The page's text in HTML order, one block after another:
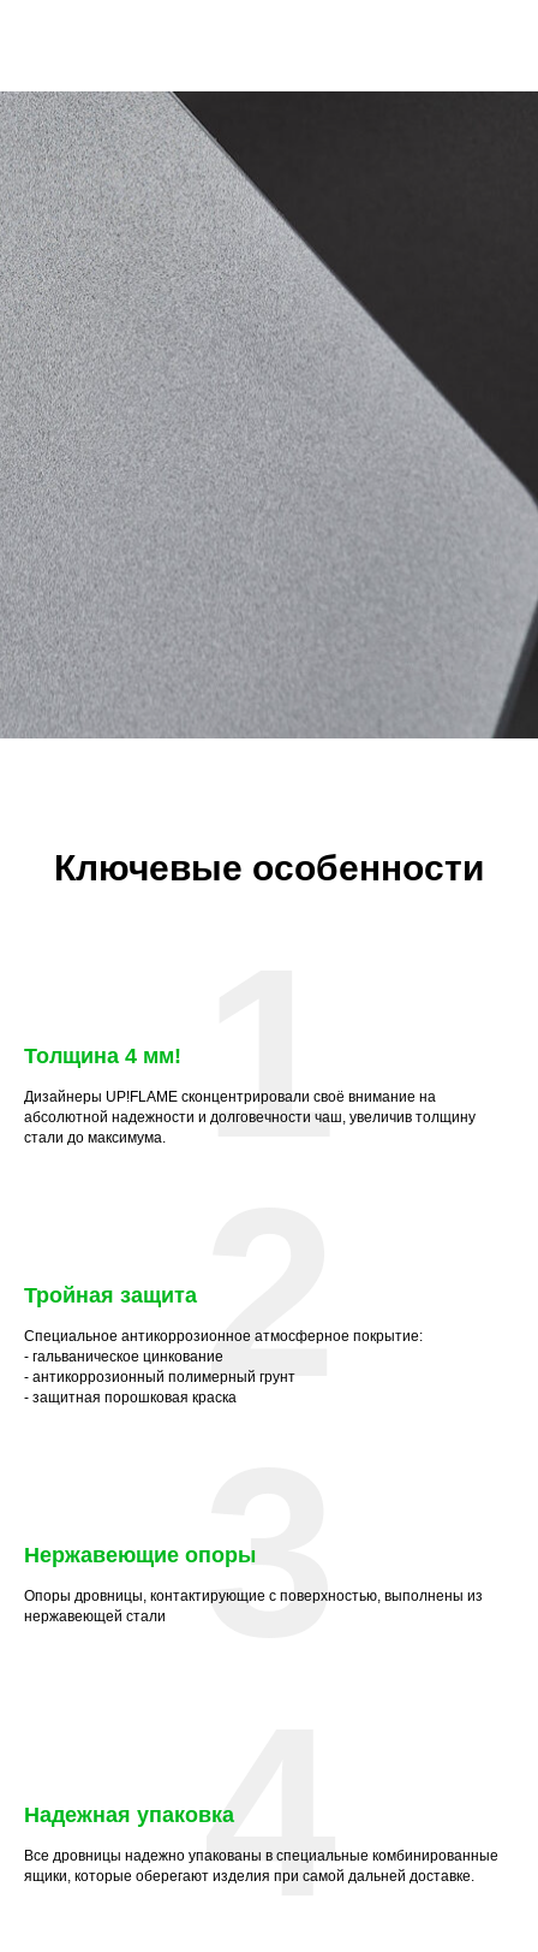
Ключевые особенности
Толщина 4 мм!
Дизайнеры UP!FLAME сконцентрировали своё внимание на
абсолютной надежности и долговечности чаш, увеличив толщину
стали до максимума.
1
Тройная защита
Специальное антикоррозионное атмосферное покрытие:
- гальваническое цинкование
- антикоррозионный полимерный грунт
- защитная порошковая краска2
Нержавеющие опоры
Опоры дровницы, контактирующие с поверхностью, выполнены из
нержавеющей стали
3
Надежная упаковка
Все дровницы надежно упакованы в специальные комбинированные
ящики, которые оберегают изделия при самой дальней доставке.
4